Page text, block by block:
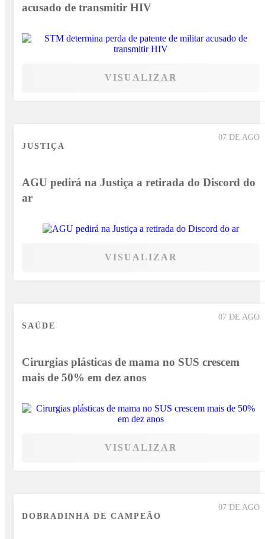
acusado de transmitir HIV
VISUALIZAR
07 DE AGO
JUSTIÇA
AGU pedirá na Justiça a retirada do Discord do
ar
VISUALIZAR
07 DE AGO
SAÚDE
Cirurgias plásticas de mama no SUS crescem
mais de 50% em dez anos
VISUALIZAR
07 DE AGO
DOBRADINHA DE CAMPEÃO